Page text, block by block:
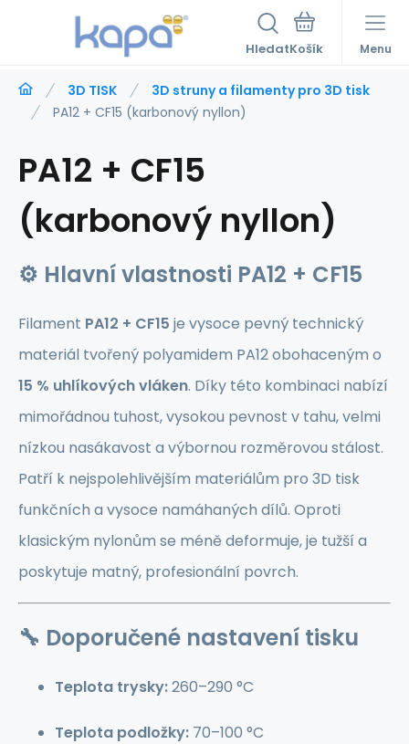
Hledat Menu
3D TISK
3D struny a filamenty pro 3D tisk
PA12 + CF15 (karbonový nyllon)
PA12 + CF15
(karbonový nyllon)
⚙️ Hlavní vlastnosti PA12 + CF15
Filament PA12 + CF15 je vysoce pevný technický
materiál tvořený polyamidem PA12 obohaceným o
15 % uhlíkových vláken. Díky této kombinaci nabízí
mimořádnou tuhost, vysokou pevnost v tahu, velmi
nízkou nasákavost a výbornou rozměrovou stálost.
Patří k nejspolehlivějším materiálům pro 3D tisk
funkčních a vysoce namáhaných dílů. Oproti
klasickým nylonům se méně deformuje, je tužší a
poskytuje matný, profesionální povrch.
🔧 Doporučené nastavení tisku
Teplota trysky:260–290 °C
Teplota podložky: 70–100 °C